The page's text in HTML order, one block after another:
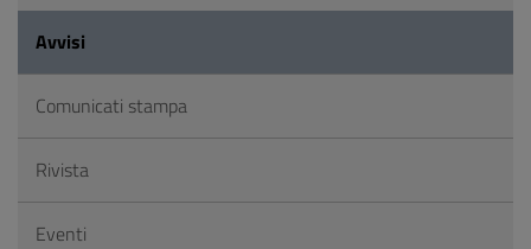
Avvisi
Comunicati stampa
Rivista
Eventi